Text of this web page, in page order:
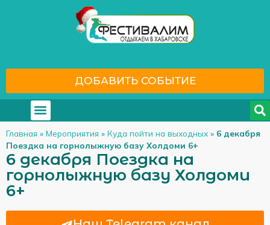
ДОБАВИТЬ СОБЫТИЕ
Главная » Мероприятия » Куда пойти на выходных » 6 декабря
Поездка на горнолыжную базу Холдоми 6+
6 декабря Поездка на
горнолыжную базу Холдоми
6+